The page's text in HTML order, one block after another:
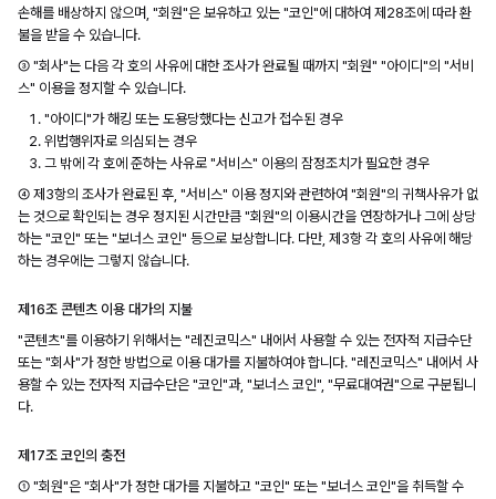
손해를 배상하지 않으며, "회원"은 보유하고 있는 "코인"에 대하여 제28조에 따라 환
불을 받을 수 있습니다.
③ "회사"는 다음 각 호의 사유에 대한 조사가 완료될 때까지 "회원" "아이디"의 "서비
스" 이용을 정지할 수 있습니다.
"아이디"가 해킹 또는 도용당했다는 신고가 접수된 경우
위법행위자로 의심되는 경우
그 밖에 각 호에 준하는 사유로 "서비스" 이용의 잠정조치가 필요한 경우
④ 제3항의 조사가 완료된 후, "서비스" 이용 정지와 관련하여 "회원"의 귀책사유가 없
는 것으로 확인되는 경우 정지된 시간만큼 "회원"의 이용시간을 연장하거나 그에 상당
하는 "코인" 또는 "보너스 코인" 등으로 보상합니다. 다만, 제3항 각 호의 사유에 해당
하는 경우에는 그렇지 않습니다.
제16조 콘텐츠 이용 대가의 지불
"콘텐츠"를 이용하기 위해서는 "레진코믹스" 내에서 사용할 수 있는 전자적 지급수단
또는 "회사"가 정한 방법으로 이용 대가를 지불하여야 합니다. "레진코믹스" 내에서 사
용할 수 있는 전자적 지급수단은 "코인"과, "보너스 코인", "무료대여권"으로 구분됩니
다.
제17조 코인의 충전
① "회원"은 "회사"가 정한 대가를 지불하고 "코인" 또는 "보너스 코인"을 취득할 수